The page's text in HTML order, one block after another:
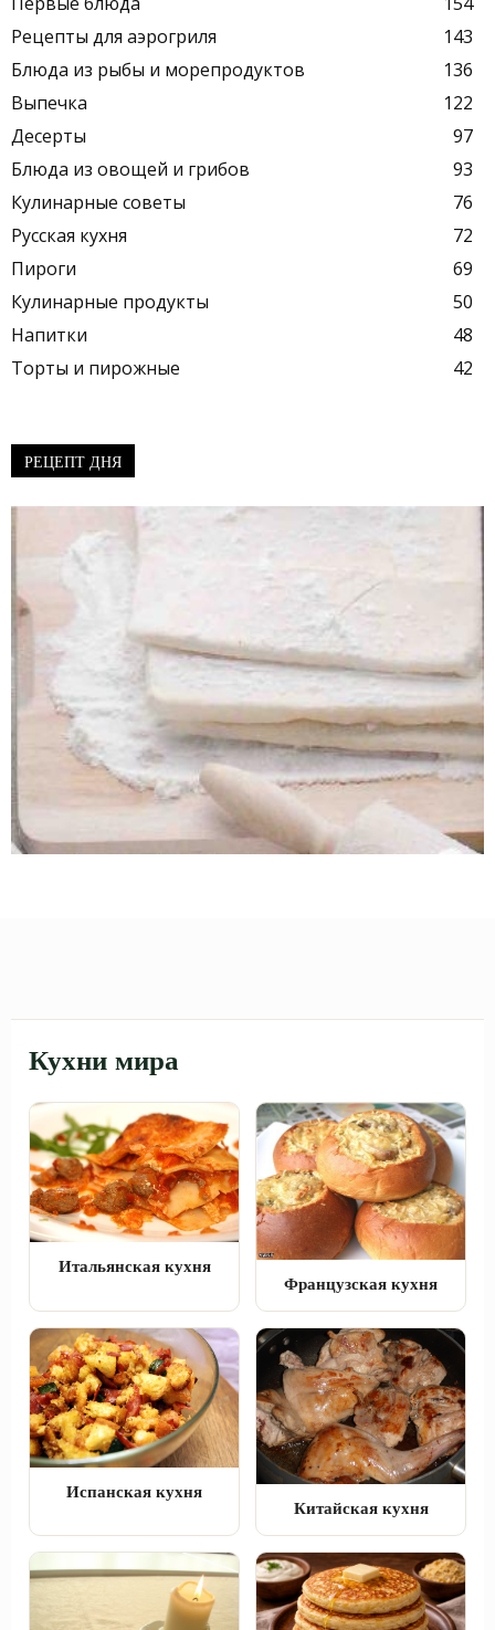
Рецепты для аэрогриля
143
Блюда из рыбы и морепродуктов
136
Выпечка
122
Десерты
97
Блюда из овощей и грибов
93
Кулинарные советы
76
Русская кухня
72
Пироги
69
Кулинарные продукты
50
Напитки
48
Торты и пирожные
42
РЕЦЕПТ ДНЯ
Кухни мира
Итальянская кухня
Французская кухня
Испанская кухня
Китайская кухня